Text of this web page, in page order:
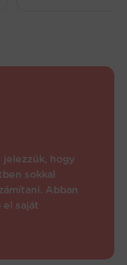
hogy
sokkal
Abban
saját